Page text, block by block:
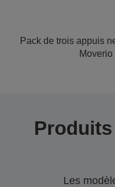
Pack de trois appuis
Moverio
Les